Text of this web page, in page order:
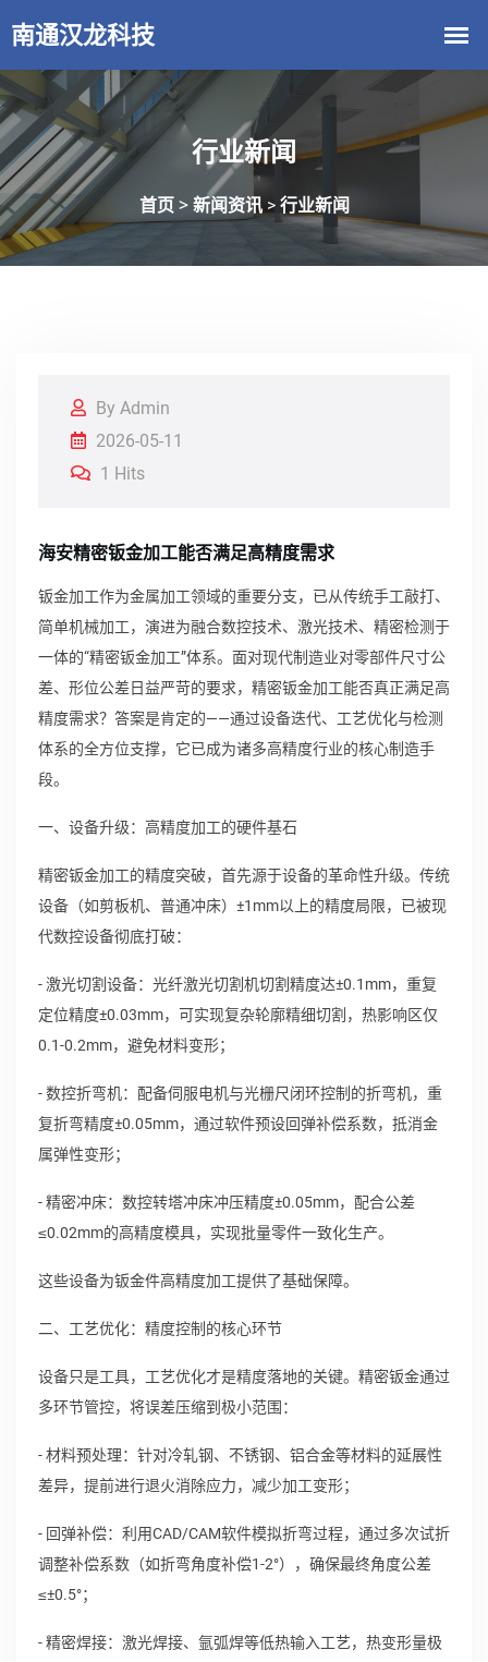
行业新闻
首页 > 新闻资讯> 行业新闻
By Admin
2026-05-11
1 Hits
海安精密钣金加工能否满足高精度需求
钣金加工作为金属加工领域的重要分支，已从传统手工敲打、
简单机械加工，演进为融合数控技术、激光技术、精密检测于
一体的“精密钣金加工”体系。面对现代制造业对零部件尺寸公
差、形位公差日益严苛的要求，精密钣金加工能否真正满足高
精度需求？答案是肯定的——通过设备迭代、工艺优化与检测
体系的全方位支撑，它已成为诸多高精度行业的核心制造手
段。
一、设备升级：高精度加工的硬件基石
精密钣金加工的精度突破，首先源于设备的革命性升级。传统
设备（如剪板机、普通冲床）±1mm以上的精度局限，已被现
代数控设备彻底打破：
- 激光切割设备：光纤激光切割机切割精度达±0.1mm，重复
定位精度±0.03mm，可实现复杂轮廓精细切割，热影响区仅
0.1-0.2mm，避免材料变形；
- 数控折弯机：配备伺服电机与光栅尺闭环控制的折弯机，重
复折弯精度±0.05mm，通过软件预设回弹补偿系数，抵消金
属弹性变形；
- 精密冲床：数控转塔冲床冲压精度±0.05mm，配合公差
≤0.02mm的高精度模具，实现批量零件一致化生产。
这些设备为钣金件高精度加工提供了基础保障。
二、工艺优化：精度控制的核心环节
设备只是工具，工艺优化才是精度落地的关键。精密钣金通过
多环节管控，将误差压缩到极小范围：
- 材料预处理：针对冷轧钢、不锈钢、铝合金等材料的延展性
差异，提前进行退火消除应力，减少加工变形；
- 回弹补偿：利用CAD/CAM软件模拟折弯过程，通过多次试折
调整补偿系数（如折弯角度补偿1-2°），确保最终角度公差
≤±0.5°；
- 精密焊接：激光焊接、氩弧焊等低热输入工艺，热变形量极